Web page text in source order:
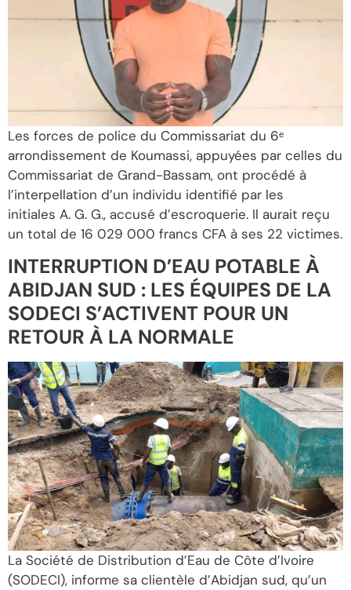
Les forces de police du Commissariat du 6ᵉ
arrondissement de Koumassi, appuyées par celles du
Commissariat de Grand-Bassam, ont procédé à
l’interpellation d’un individu identifié par les
initiales A. G. G., accusé d’escroquerie. Il aurait reçu
un total de 16 029 000 francs CFA à ses 22 victimes.
INTERRUPTION D’EAU POTABLE À
ABIDJAN SUD : LES ÉQUIPES DE LA
SODECI S’ACTIVENT POUR UN
RETOUR À LA NORMALE
La Société de Distribution d’Eau de Côte d’Ivoire
(SODECI), informe sa clientèle d’Abidjan sud, qu’un